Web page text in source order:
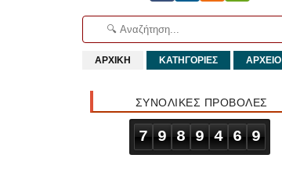
ΑΡΧΙΚΗ ΚΑΤΗΓΟΡΙΕΣ ΑΡΧΕΙΟ
ΣΥΝΟΛΙΚΕΣ ΠΡΟΒΟΛΕΣ
7 9 8 9 4 6 9